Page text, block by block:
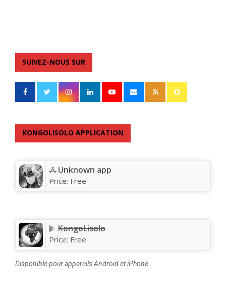
SUIVEZ-NOUS SUR
KONGOLISOLO APPLICATION
Unknown app
Price: Free
KongoLisolo
Price: Free
Disponible pour appareils Android et iPhone.